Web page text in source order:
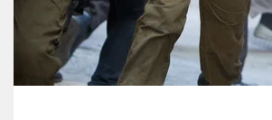
unterstützen
abo
genossenschaft